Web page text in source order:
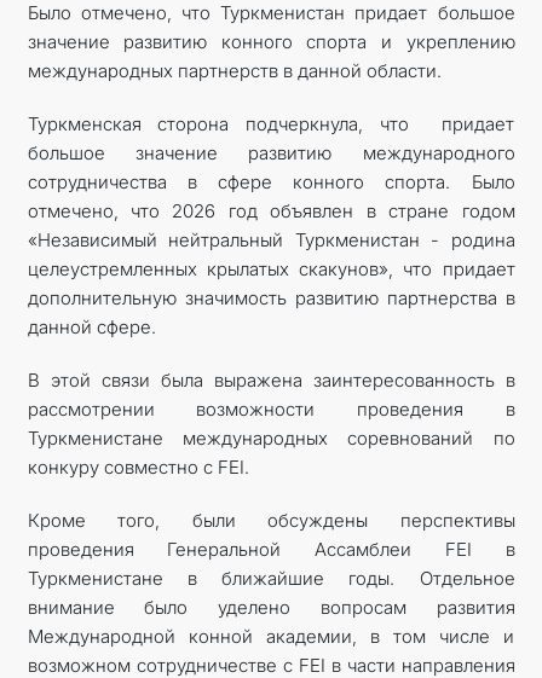
Было отмечено, что Туркменистан придает большое
значение развитию конного спорта и укреплению
международных партнерств в данной области.
Туркменская сторона подчеркнула, что придает
большое значение развитию международного
сотрудничества в сфере конного спорта. Было
отмечено, что 2026 год объявлен в стране годом
«Независимый нейтральный Туркменистан - родина
целеустремленных крылатых скакунов», что придает
дополнительную значимость развитию партнерства в
данной сфере.
В этой связи была выражена заинтересованность в
рассмотрении возможности проведения в
Туркменистане международных соревнований по
конкуру совместно с FEI.
Кроме того, были обсуждены перспективы
проведения Генеральной Ассамблеи FEI в
Туркменистане в ближайшие годы. Отдельное
внимание было уделено вопросам развития
Международной конной академии, в том числе и
возможном сотрудничестве с FEI в части направления